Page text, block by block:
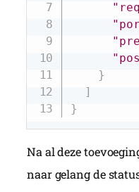
}
]
}
Na al deze
naar gelang de